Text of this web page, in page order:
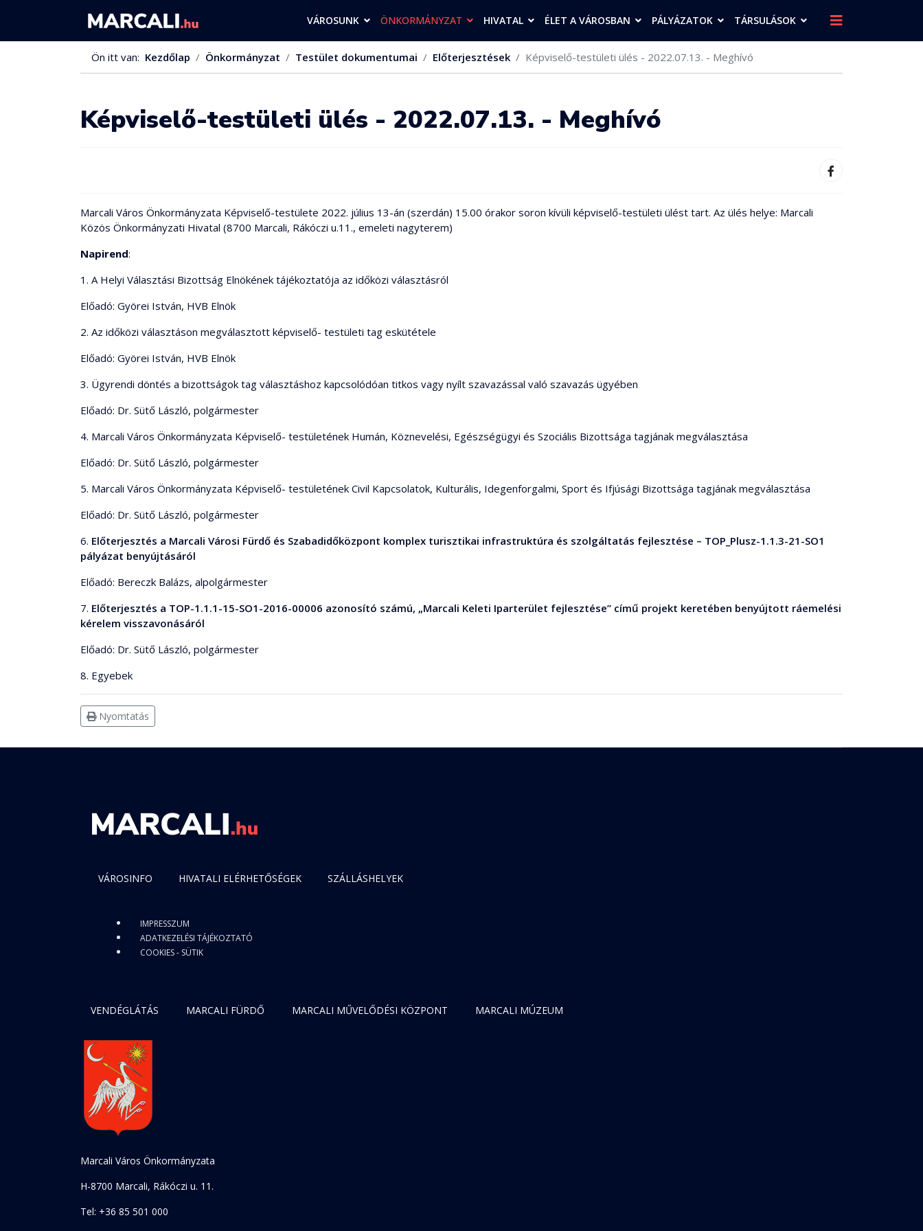
VÁROSUNK ÖNKORMÁNYZAT HIVATAL ÉLET A VÁROSBAN PÁLYÁZATOK TÁRSULÁSOK
Ön itt van: Kezdőlap Önkormányzat Testület dokumentumai Előterjesztések Képviselő-testületi ülés - 2022.07.13. - Meghívó
Képviselő-testületi ülés - 2022.07.13. - Meghívó
Marcali Város Önkormányzata Képviselő-testülete 2022. július 13-án (szerdán) 15.00 órakor soron kívüli képviselő-testületi ülést tart. Az ülés helye: Marcali
Közös Önkormányzati Hivatal (8700 Marcali, Rákóczi u.11., emeleti nagyterem)
Napirend:
1. A Helyi Választási Bizottság Elnökének tájékoztatója az időközi választásról
Előadó: Györei István, HVB Elnök
2. Az időközi választáson megválasztott képviselő- testületi tag eskütétele
Előadó: Györei István, HVB Elnök
3. Ügyrendi döntés a bizottságok tag választáshoz kapcsolódóan titkos vagy nyílt szavazással való szavazás ügyében
Előadó: Dr. Sütő László, polgármester
4. Marcali Város Önkormányzata Képviselő- testületének Humán, Köznevelési, Egészségügyi és Szociális Bizottsága tagjának megválasztása
Előadó: Dr. Sütő László, polgármester
5. Marcali Város Önkormányzata Képviselő- testületének Civil Kapcsolatok, Kulturális, Idegenforgalmi, Sport és Ifjúsági Bizottsága tagjának megválasztása
Előadó: Dr. Sütő László, polgármester
6. Előterjesztés a Marcali Városi Fürdő és Szabadidőközpont komplex turisztikai infrastruktúra és szolgáltatás fejlesztése – TOP_Plusz-1.1.3-21-SO1
pályázat benyújtásáról
Előadó: Bereczk Balázs, alpolgármester
7. Előterjesztés a TOP-1.1.1-15-SO1-2016-00006 azonosító számú, „Marcali Keleti Iparterület fejlesztése” című projekt keretében benyújtott ráemelési
kérelem visszavonásáról
Előadó: Dr. Sütő László, polgármester
8. Egyebek
Nyomtatás
VÁROSINFO HIVATALI ELÉRHETŐSÉGEK SZÁLLÁSHELYEK
IMPRESSZUM
ADATKEZELÉSI TÁJÉKOZTATÓ
COOKIES - SÜTIK
VENDÉGLÁTÁS MARCALI FÜRDŐ MARCALI MŰVELŐDÉSI KÖZPONT MARCALI MÚZEUM
Marcali Város Önkormányzata
H-8700 Marcali, Rákóczi u. 11.
Tel: +36 85 501 000